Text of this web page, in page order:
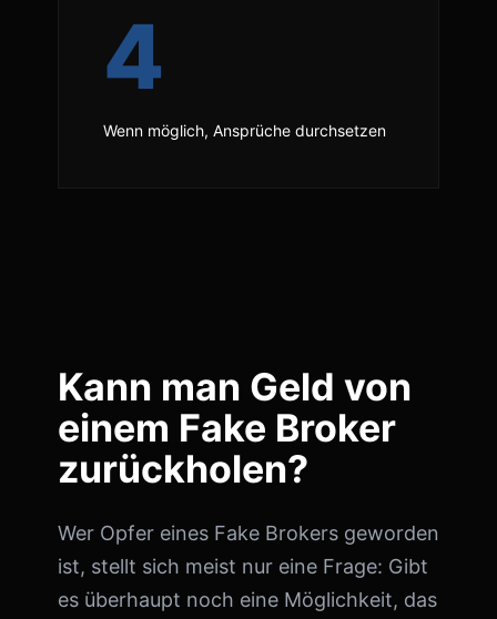
4
Wenn möglich, Ansprüche durchsetzen
Kann man Geld von
einem Fake Broker
zurückholen?
Wer Opfer eines Fake Brokers geworden
ist, stellt sich meist nur eine Frage: Gibt
es überhaupt noch eine Möglichkeit, das